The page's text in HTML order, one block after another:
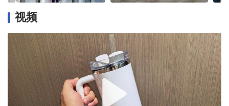
视频